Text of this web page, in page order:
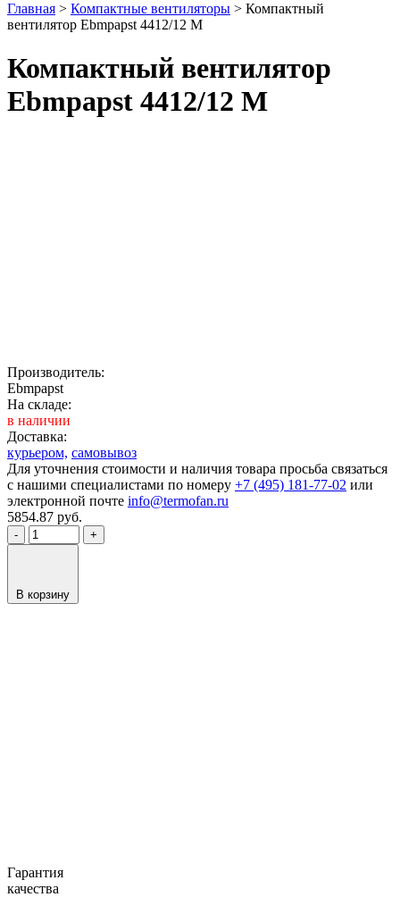
Главная > Компактные вентиляторы > Компактный
вентилятор Ebmpapst 4412/12 M
Компактный вентилятор
Ebmpapst 4412/12 M
Производитель:
Ebmpapst
На складе:
в наличии
Доставка:
курьером, самовывоз
Для уточнения стоимости и наличия товара просьба связаться
с нашими специалистами по номеру +7 (495) 181-77-02 или
электронной почте info@termofan.ru
5854.87 руб.
- +
В корзину
Гарантия
качества